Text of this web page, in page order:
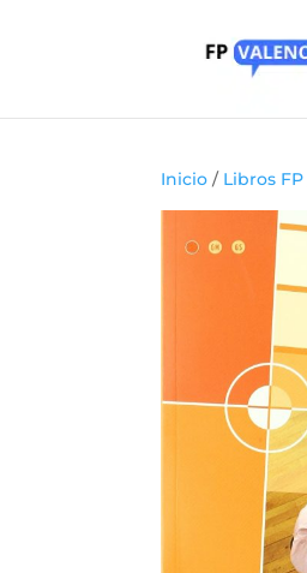
Inicio / Libros FP